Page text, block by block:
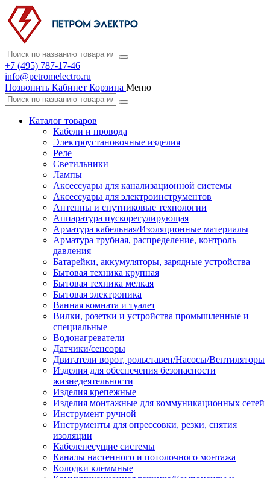
+7 (495) 787-17-46
info@petromelectro.ru
Позвонить Кабинет Корзина Меню
Каталог товаров
Кабели и провода
Электроустановочные изделия
Реле
Светильники
Лампы
Аксессуары для канализационной системы
Аксессуары для электроинструментов
Антенны и спутниковые технологии
Аппаратура пускорегулирующая
Арматура кабельная/Изоляционные материалы
Арматура трубная, распределение, контроль
давления
Батарейки, аккумуляторы, зарядные устройства
Бытовая техника крупная
Бытовая техника мелкая
Бытовая электроника
Ванная комната и туалет
Вилки, розетки и устройства промышленные и
специальные
Водонагреватели
Датчики/сенсоры
Двигатели ворот, рольставен/Насосы/Вентиляторы
Изделия для обеспечения безопасности
жизнедеятельности
Изделия крепежные
Изделия монтажные для коммуникационных сетей
Инструмент ручной
Инструменты для опрессовки, резки, снятия
изоляции
Кабеленесущие системы
Каналы настенного и потолочного монтажа
Колодки клеммные